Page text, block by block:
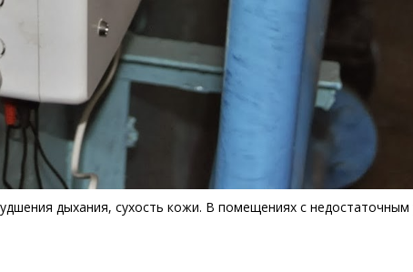
дыхания, сухость кожи. В помещениях с